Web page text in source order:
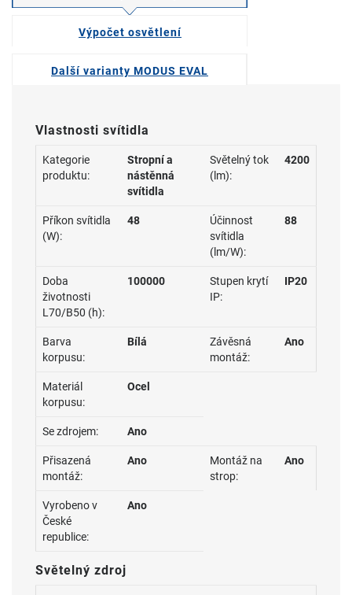
Výpočet osvětlení
Další varianty MODUS EVAL
Vlastnosti svítidla
Kategorie
produktu:
Stropní a
nástěnná
svítidla
Světelný tok
(lm):
4200
Příkon svítidla
(W):
48
Účinnost
svítidla
(lm/W):
88
Doba
životnosti
L70/B50 (h):
100000
Stupen krytí
IP:
IP20
Barva
korpusu:
Bílá
Závěsná
montáž:
Ano
Materiál
korpusu:
Ocel
Se zdrojem: Ano
Přisazená
montáž:
Ano
Montáž na
strop:
Ano
Vyrobeno v
České
republice:
Ano
Světelný zdroj